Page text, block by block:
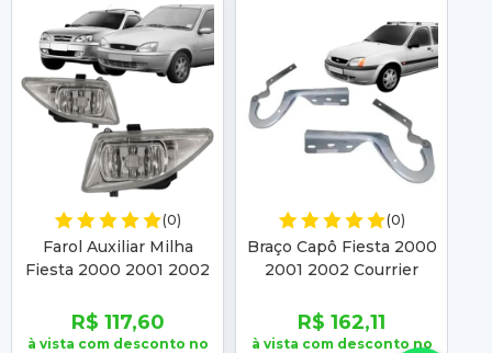
(0)
Farol Auxiliar Milha
Fiesta 2000 2001 2002
Courier 2000 2001
2002 2003 04 05 06 07
R$ 117,60
à vista com desconto no
(0)
Braço Capô Fiesta 2000
2001 2002 Courrier
2004 2005 2006 2007
2008 2009 2010 201
R$ 162,11
à vista com desconto no